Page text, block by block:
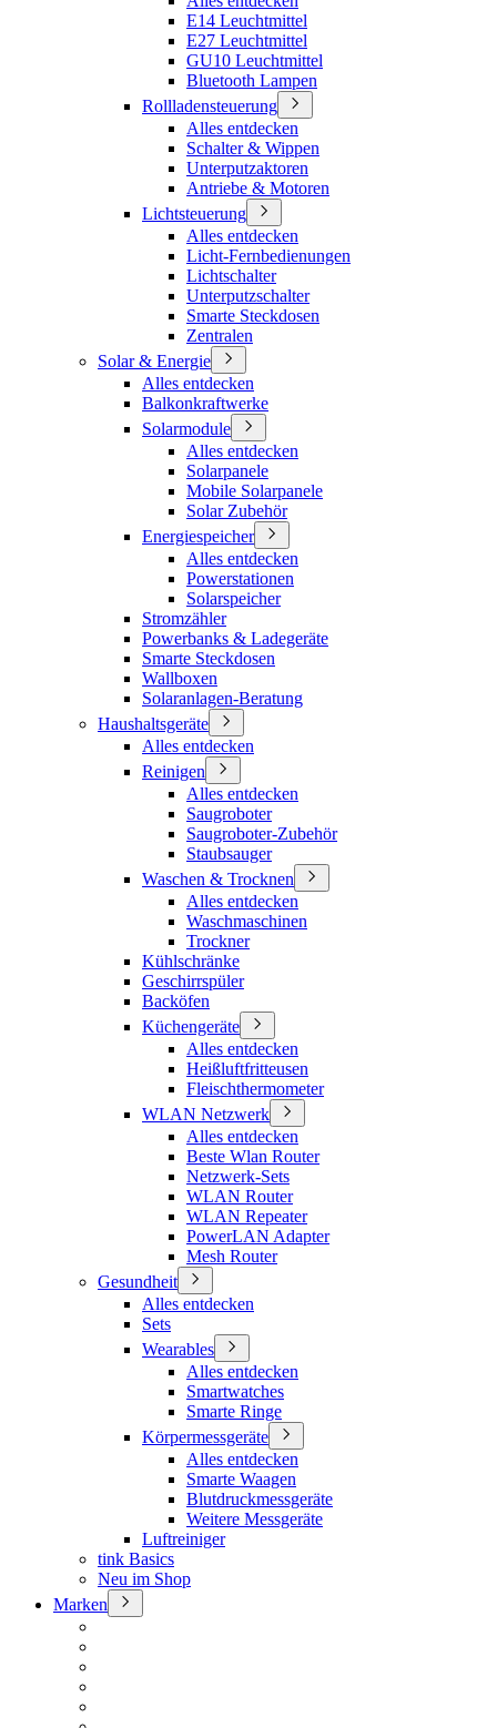
E14 Leuchtmittel
E27 Leuchtmittel
GU10 Leuchtmittel
Bluetooth Lampen
Rollladensteuerung
Alles entdecken
Schalter & Wippen
Unterputzaktoren
Antriebe & Motoren
Lichtsteuerung
Alles entdecken
Licht-Fernbedienungen
Lichtschalter
Unterputzschalter
Smarte Steckdosen
Zentralen
Solar & Energie
Alles entdecken
Balkonkraftwerke
Solarmodule
Alles entdecken
Solarpanele
Mobile Solarpanele
Solar Zubehör
Energiespeicher
Alles entdecken
Powerstationen
Solarspeicher
Stromzähler
Powerbanks & Ladegeräte
Smarte Steckdosen
Wallboxen
Solaranlagen-Beratung
Haushaltsgeräte
Alles entdecken
Reinigen
Alles entdecken
Saugroboter
Saugroboter-Zubehör
Staubsauger
Waschen & Trocknen
Alles entdecken
Waschmaschinen
Trockner
Kühlschränke
Geschirrspüler
Backöfen
Küchengeräte
Alles entdecken
Heißluftfritteusen
Fleischthermometer
WLAN Netzwerk
Alles entdecken
Beste Wlan Router
Netzwerk-Sets
WLAN Router
WLAN Repeater
PowerLAN Adapter
Mesh Router
Gesundheit
Alles entdecken
Sets
Wearables
Alles entdecken
Smartwatches
Smarte Ringe
Körpermessgeräte
Alles entdecken
Smarte Waagen
Blutdruckmessgeräte
Weitere Messgeräte
Luftreiniger
tink Basics
Neu im Shop
Marken